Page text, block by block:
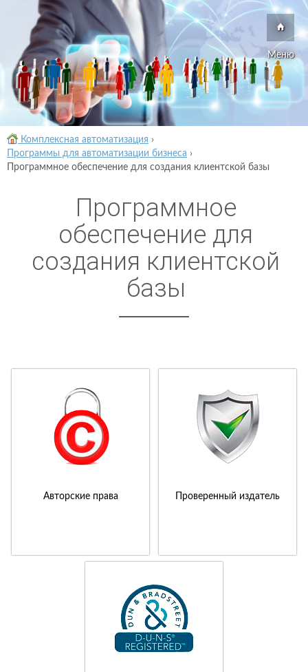
Меню
Комплексная автоматизация ›
Программы для автоматизации бизнеса ›
Программное обеспечение для создания клиентской базы
Программное
обеспечение для
создания клиентской
базы
Авторские права Проверенный издатель